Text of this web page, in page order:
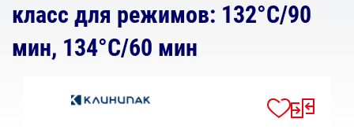
класс для режимов: 132°С/90
мин, 134°С/60 мин